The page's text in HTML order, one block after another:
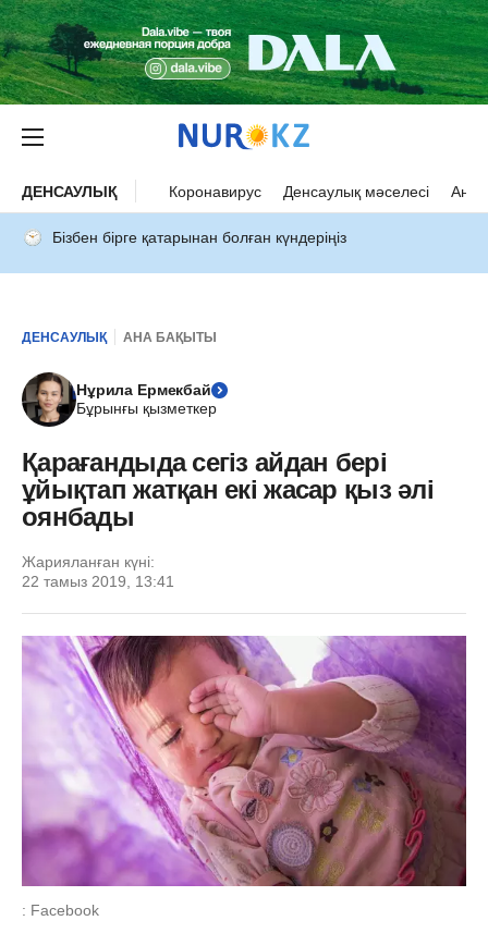
ДЕНСАУЛЫҚ Коронавирус Денсаулық мәселесі Ана
Бізбен бірге қатарынан болған күндеріңіз
ДЕНСАУЛЫҚ АНА БАҚЫТЫ
Нұрила Ермекбай
Бұрынғы қызметкер
Қарағандыда сегіз айдан бері
ұйықтап жатқан екі жасар қыз әлі
оянбады
Жарияланған күні:
22 тамыз 2019, 13:41
: Facebook